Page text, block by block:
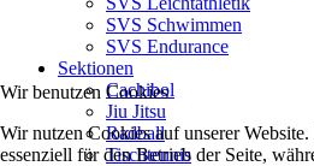
SVS Schwimmen
SVS Endurance
Sektionen
Cachibol
Jiu Jitsu
Radball
Tischtennis
Wir benutzen Cookies
Wir nutzen Cookies auf unserer
essenziell für den Betrieb der Seite,